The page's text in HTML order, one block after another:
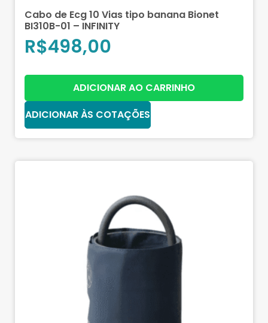
Cabo de Ecg 10 Vias tipo banana Bionet
BI310B-01 – INFINITY
R$498,00
ADICIONAR AO CARRINHO
ADICIONAR ÀS COTAÇÕES